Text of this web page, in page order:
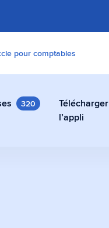
pour comptables
320
Télécharger
l’appli